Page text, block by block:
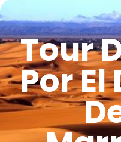
Tour
Por